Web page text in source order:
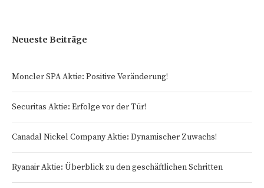
Neueste Beiträge
Moncler SPA Aktie: Positive Veränderung!
Securitas Aktie: Erfolge vor der Tür!
Canadal Nickel Company Aktie: Dynamischer Zuwachs!
Ryanair Aktie: Überblick zu den geschäftlichen Schritten